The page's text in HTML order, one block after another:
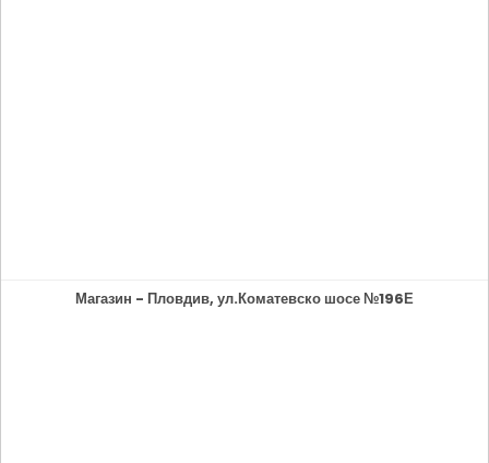
Магазин - Пловдив, ул.Коматевско шосе №196Е